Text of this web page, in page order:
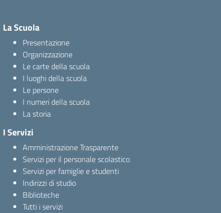
La Scuola
Presentazione
Organizzazione
Le carte della scuola
I luoghi della scuola
Le persone
I numeri della scuola
La storia
I Servizi
Amministrazione Trasparente
Servizi per il personale scolastico
Servizi per famiglie e studenti
Indirizzi di studio
Biblioteche
Tutti i servizi